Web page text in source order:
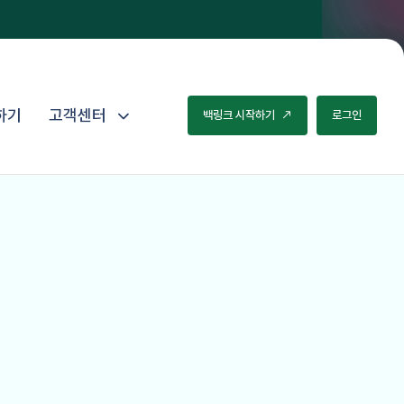
고객센터 백링크 시작하기 로그인